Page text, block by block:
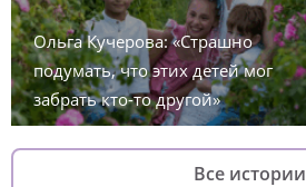
Ольга Кучерова: «Страшно
подумать, что этих детей мог
забрать кто-то другой»
Все истории